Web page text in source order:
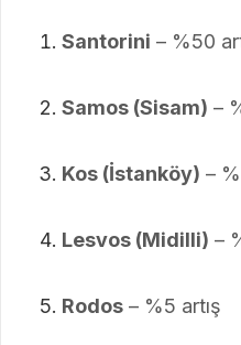
Santorini – %50
Samos (Sisam) –
Kos (İstanköy) –
Lesvos (Midilli) –
Rodos – %5 artış